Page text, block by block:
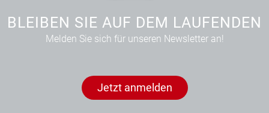
BLEIBEN SIE AUF DEM LAUFENDEN
Melden Sie sich für unseren Newsletter an!
Jetzt anmelden